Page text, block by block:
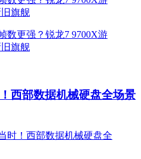
西部数据机械硬盘全场景